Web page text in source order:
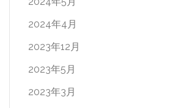
2024年4月
2023年12月
2023年5月
2023年3月